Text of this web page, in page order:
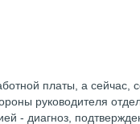
платы, а сейчас,
руководителя
- диагноз,